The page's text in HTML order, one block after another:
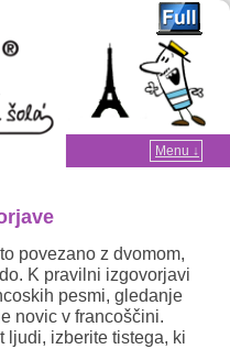
Menu ↓
povezano z dvomom,
K pravilni izgovorjavi
pesmi, gledanje
novic v francoščini.
ljudi, izberite tistega, ki